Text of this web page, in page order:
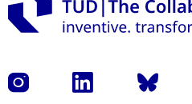
Instagram LinkedIn Bluesky